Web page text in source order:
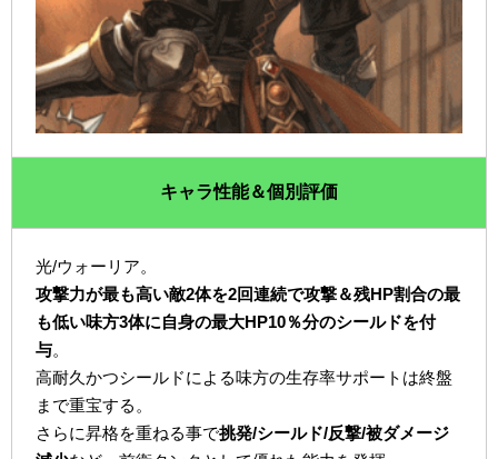
キャラ性能＆個別評価
光/ウォーリア。
攻撃力が最も高い敵2体を2回連続で攻撃＆残HP割合の最
も低い味方3体に自身の最大HP10％分のシールドを付
与。
高耐久かつシールドによる味方の生存率サポートは終盤
まで重宝する。
さらに昇格を重ねる事で挑発/シールド/反撃/被ダメージ